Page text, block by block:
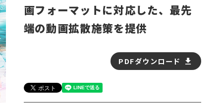
画フォーマットに対応した、最先
端の動画拡散施策を提供
PDFダウンロード